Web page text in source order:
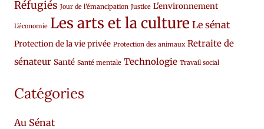
Réfugiés Jour de l'émancipation Justice L'environnement
L'économie Les arts et la culture Le sénat
Protection de la vie privée Protection des animaux Retraite de
sénateur Santé Santé mentale Technologie Travail social
Catégories
Au Sénat